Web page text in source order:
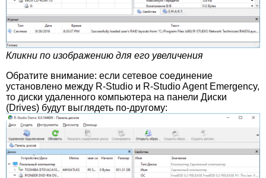
Кликни по изображению для его увеличения
Обратите внимание: если сетевое соединение
установлено между R-Studio и R-Studio Agent Emergency,
то диски удаленного компьютера на панели Диски
(Drives) будут выглядеть по-другому: